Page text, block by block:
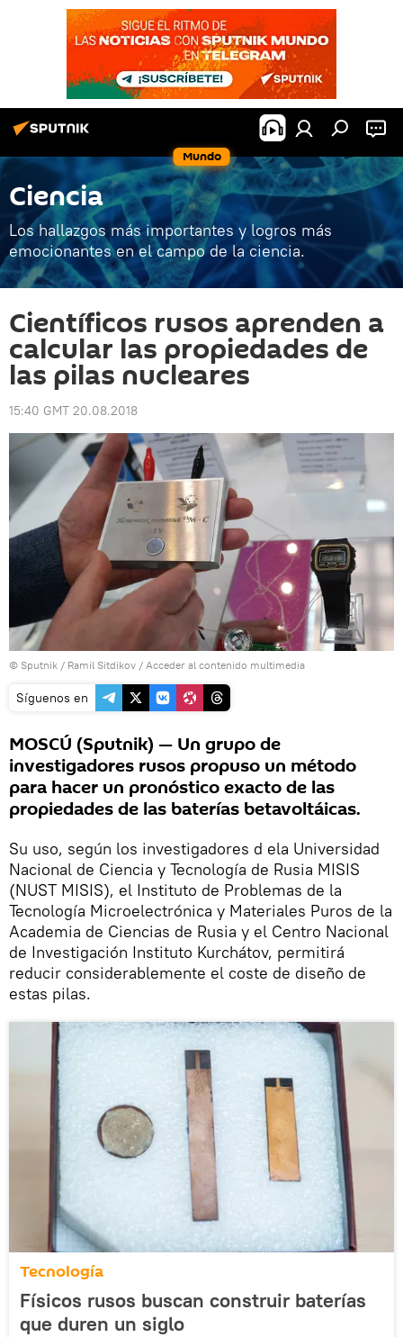
Mundo
Ciencia
Los hallazgos más importantes y logros más
emocionantes en el campo de la ciencia.
Científicos rusos aprenden a
calcular las propiedades de
las pilas nucleares
15:40 GMT 20.08.2018
© Sputnik / Ramil Sitdikov / Acceder al contenido multimedia
Síguenos en
MOSCÚ (Sputnik) — Un grupo de
investigadores rusos propuso un método
para hacer un pronóstico exacto de las
propiedades de las baterías betavoltáicas.
Su uso, según los investigadores d ela Universidad
Nacional de Ciencia y Tecnología de Rusia MISIS
(NUST MISIS), el Instituto de Problemas de la
Tecnología Microelectrónica y Materiales Puros de la
Academia de Ciencias de Rusia y el Centro Nacional
de Investigación Instituto Kurchátov, permitirá
reducir considerablemente el coste de diseño de
estas pilas.
Tecnología
Físicos rusos buscan construir baterías
que duren un siglo